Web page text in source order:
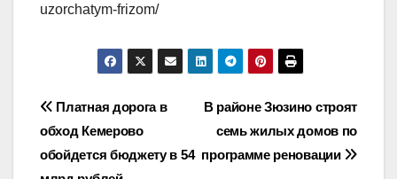
uzorchatym-frizom/
Навигация
по
В районе Зюзино строят
семь жилых домов по
программе реновации
Платная дорога в
обход Кемерово
обойдется бюджету в 54